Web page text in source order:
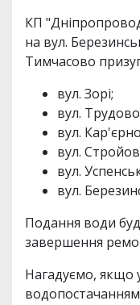
КП
на вул.
Тимчасово
вул. Зорі;
вул.
вул.
вул.
вул.
вул.
Подання води
завершення
Нагадуємо, якщо